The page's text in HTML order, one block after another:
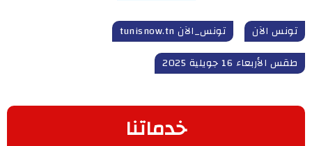
تونس الآن
تونس_الآن tunisnow.tn
طقس الأربعاء 16 جويلية 2025
خدماتنا